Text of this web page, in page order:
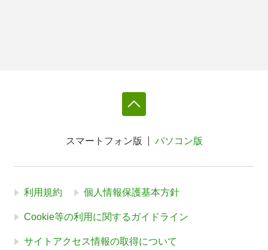
スマートフォン版 パソコン版
利用規約 個人情報保護基本方針
Cookie等の利用に関するガイドライン
サイトアクセス情報の取得について